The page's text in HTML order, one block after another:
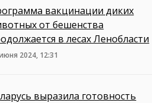
вакцинации диких
от бешенства
в лесах Ленобласти
2024, 12:31
выразила готовность